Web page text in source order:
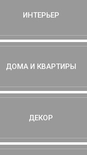
ИНТЕРЬЕР
ДОМА И КВАРТИРЫ
ДЕКОР